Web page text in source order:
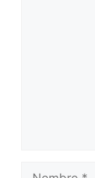
Nombre